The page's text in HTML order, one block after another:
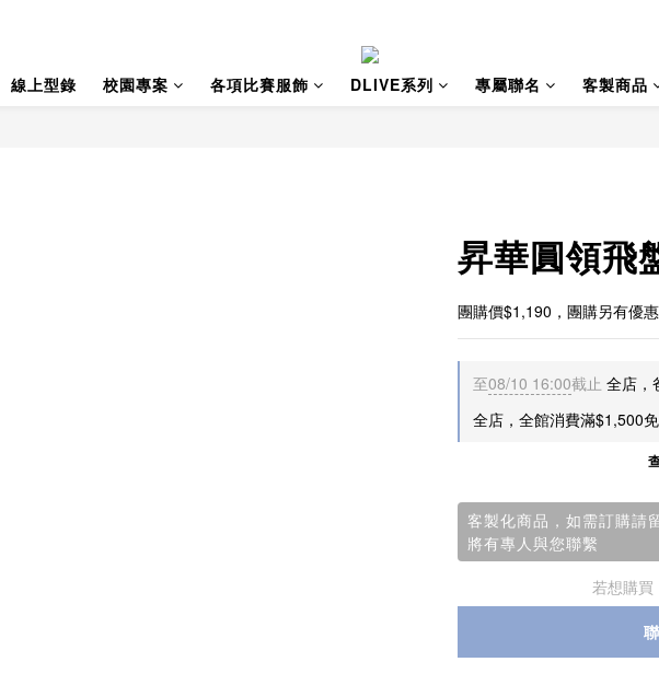
線上型錄 校園專案 各項比賽服飾 DLIVE系列 專屬聯名 客製商品
昇華圓領飛
團購價$1,190，團購另有優惠
至08/10 16:00截止 全店，
全店，全館消費滿$1,500
客製化商品，如需訂購請
將有專人與您聯繫
若想購買